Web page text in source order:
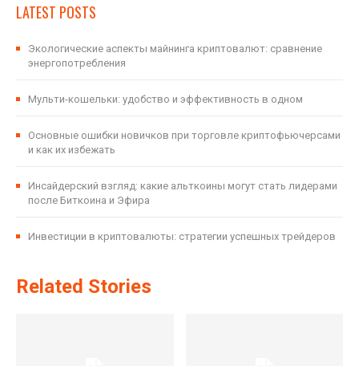
LATEST POSTS
Экологические аспекты майнинга криптовалют: сравнение
энергопотребления
Мульти-кошельки: удобство и эффективность в одном
Основные ошибки новичков при торговле криптофьючерсами
и как их избежать
Инсайдерский взгляд: какие альткоины могут стать лидерами
после Биткоина и Эфира
Инвестиции в криптовалюты: стратегии успешных трейдеров
Related Stories